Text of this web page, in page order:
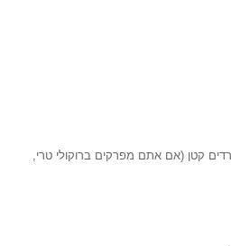
קטן (אם אתם מפרקים ברוקולי טרי,